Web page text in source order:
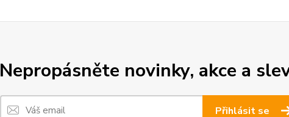
Nepropásněte novinky, akce a
Přihlásit se